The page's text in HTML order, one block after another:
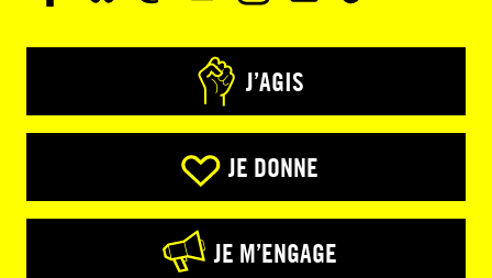
J’AGIS
JE DONNE
JE M’ENGAGE